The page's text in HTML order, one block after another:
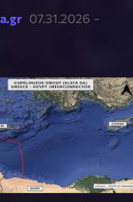
07.31.2026 -